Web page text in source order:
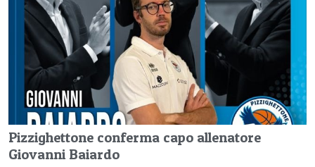
Pizzighettone conferma capo allenatore
Giovanni Baiardo